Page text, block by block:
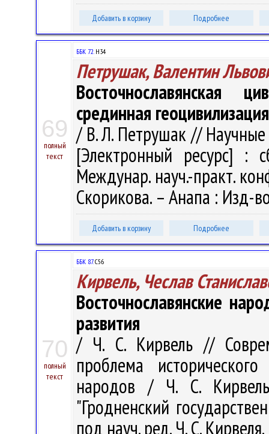
Добавить в корзину Подробнее
69
полный
текст
ББК 72.Н34
Петрушак, Валентин
Восточнославянская
срединная
/ В. Л. Петрушак //
[Электронный ресурс] :
Междунар. науч.-практ.
Скорикова. – Анапа :
Добавить в корзину Подробнее
70
полный
текст
ББК 87.С56
Кирвель, Чеслав
Восточнославянские
развития
/ Ч. С. Кирвель //
проблема исторического
народов / Ч. С.
"Гродненский
под науч. ред. Ч. С.